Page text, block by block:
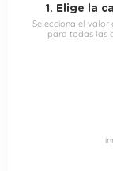
1. Elige la
Selecciona el valor
para todas las